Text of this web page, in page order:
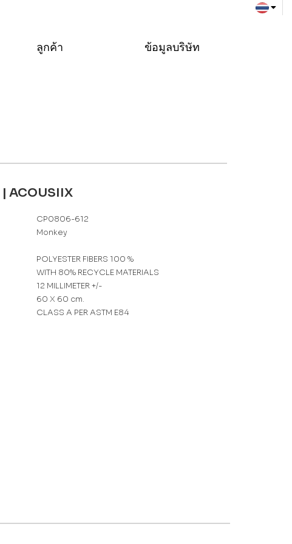
ลูกค้า ข้อมูลบริษัท
ACOUSIIX
CP0806-612
Monkey
POLYESTER FIBERS 100 %
WITH 80% RECYCLE MATERIALS
12 MILLIMETER +/-
60 X 60 cm.
CLASS A PER ASTM E84